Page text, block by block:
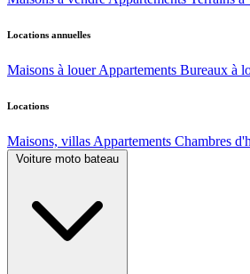
Locations annuelles
Maisons à louer Appartements Bureaux à
Locations
Maisons, villas Appartements Chambres
Voiture moto bateau